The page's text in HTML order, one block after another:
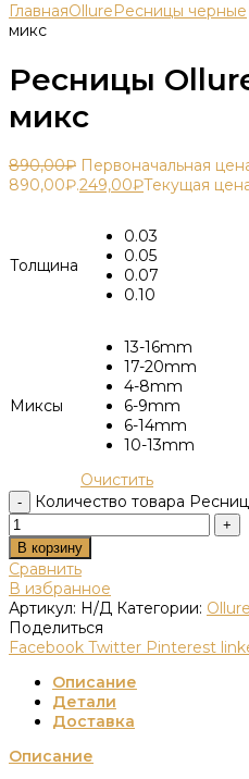
ГлавнаяOllureРесницы черные
микс
Ресницы
микс
890,00₽ Первоначальная
890,00₽.249,00₽Текущая
Толщина
0.03
0.05
0.07
0.10
Миксы
13-16mm
17-20mm
4-8mm
6-9mm
6-14mm
10-13mm
Очистить
Количество товара
В корзину
Сравнить
В избранное
Артикул: Н/Д Категории: Ollure
Поделиться
Facebook Twitter Pinterest
Описание
Детали
Доставка
Описание